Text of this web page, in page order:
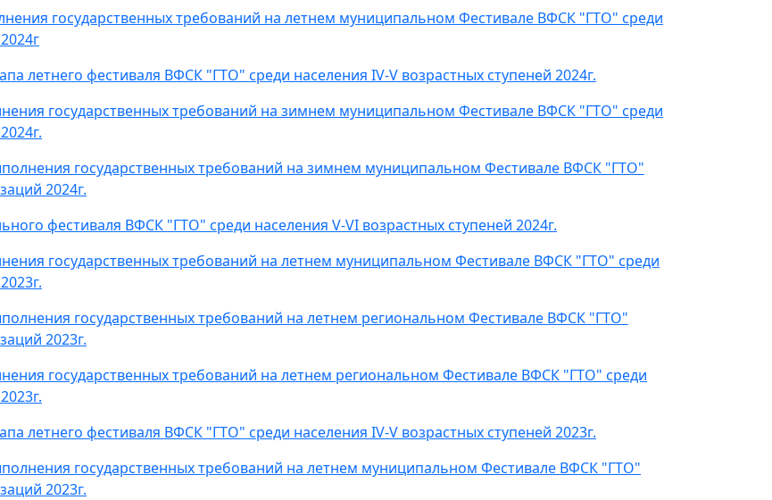
государственных требований на летнем муниципальном Фестивале ВФСК "ГТО" среди
летнего фестиваля ВФСК "ГТО" среди населения IV-V возрастных ступеней 2024г.
государственных требований на зимнем муниципальном Фестивале ВФСК "ГТО" среди
государственных требований на зимнем муниципальном Фестивале ВФСК "ГТО"
2024г.
фестиваля ВФСК "ГТО" среди населения V-VI возрастных ступеней 2024г.
государственных требований на летнем муниципальном Фестивале ВФСК "ГТО" среди
государственных требований на летнем региональном Фестивале ВФСК "ГТО"
2023г.
государственных требований на летнем региональном Фестивале ВФСК "ГТО" среди
летнего фестиваля ВФСК "ГТО" среди населения IV-V возрастных ступеней 2023г.
государственных требований на летнем муниципальном Фестивале ВФСК "ГТО"
2023г.